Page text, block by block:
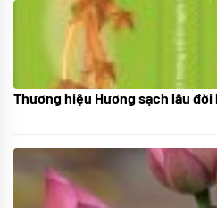
18/10/2025
Thương hiệu Hương sạch lâu